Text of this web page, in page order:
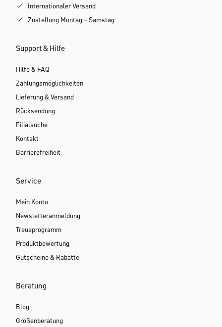
Internationaler Versand
Zustellung Montag – Samstag
Support & Hilfe
Hilfe & FAQ
Zahlungsmöglichkeiten
Lieferung & Versand
Rücksendung
Filialsuche
Kontakt
Barrierefreiheit
Service
Mein Konto
Newsletteranmeldung
Treueprogramm
Produktbewertung
Gutscheine & Rabatte
Beratung
Blog
Größenberatung